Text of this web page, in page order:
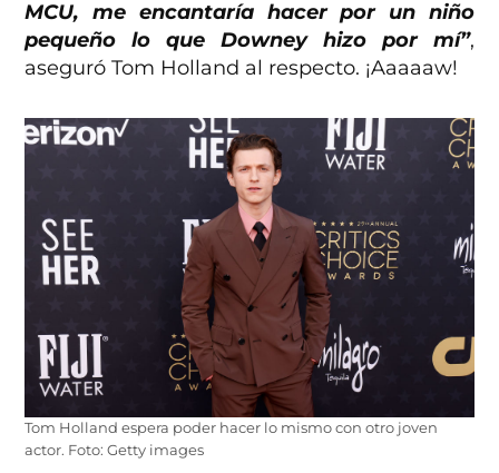
MCU, me encantaría hacer por un niño
pequeño lo que Downey hizo por mí”,
aseguró Tom Holland al respecto. ¡Aaaaaw!
Tom Holland espera poder hacer lo mismo con otro joven
actor. Foto: Getty images